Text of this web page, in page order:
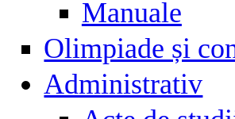
Manuale
Olimpiade și
Administrativ